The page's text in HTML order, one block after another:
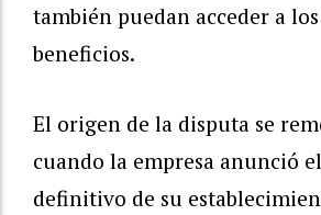
también puedan acceder a
beneficios.
El origen de la disputa se
cuando la empresa anunció
definitivo de su